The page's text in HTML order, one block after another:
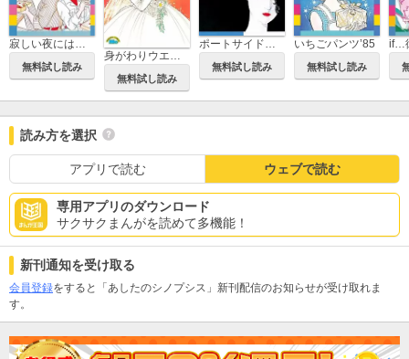
寂しい夜にはそばにいて
無料試し読み
無料試し読み
ポートサイド・ストーリー
無料試し読み
いちごパンツ’85
無料試し読み
if…
読み方を選択
アプリで読む ウェブで読む
専用アプリのダウンロード
サクサクまんがを読めて多機能！
新刊通知を受け取る
会員登録をすると「あしたのシノプシス」新刊配信のお知らせが受け取れま
す。